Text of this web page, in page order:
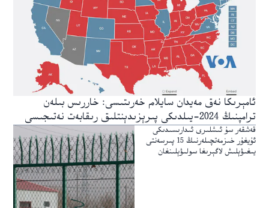
ئامېرىكا نەق مەيدان سايلام خەرىتىسى: خاررىس بىلەن
ترامپنىڭ 2024-يىلدىكى پىرېزىدېنتلىق رىقابەت نەتىجىسى
قەشقەر سۇ ئىشلىرى ئىدارىسىدىكى
ئۇيغۇر خىزمەتچىلەرنىڭ 15 پىرسەنتى
يىغىۋېلىش لاگېرىغا سولىۋېلىنغان